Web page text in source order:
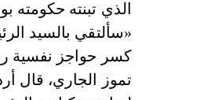
«سألتقي بالسيد
تموز الجاري، قال